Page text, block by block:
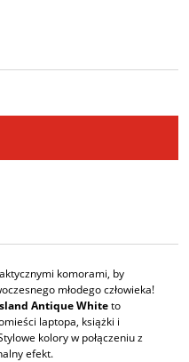
komorami, by
młodego człowieka!
Antique Whiteto
laptopa, książki i
kolory w połączeniu z
efekt.